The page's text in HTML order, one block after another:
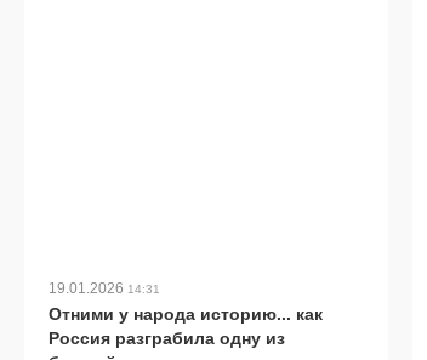
19.01.2026 14:31
Отними у народа историю... как
Россия разграбила одну из